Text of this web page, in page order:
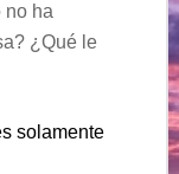
ha
¿Qué le
solamente